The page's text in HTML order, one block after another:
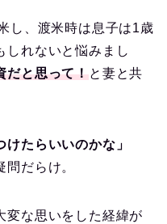
し、渡米時は息子は1歳
しれないと悩みまし
だと思って！と妻と共
けたらいいのかな」
問だらけ。
変な思いをした経緯が